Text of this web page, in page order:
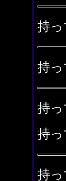
持
持
持
持
持